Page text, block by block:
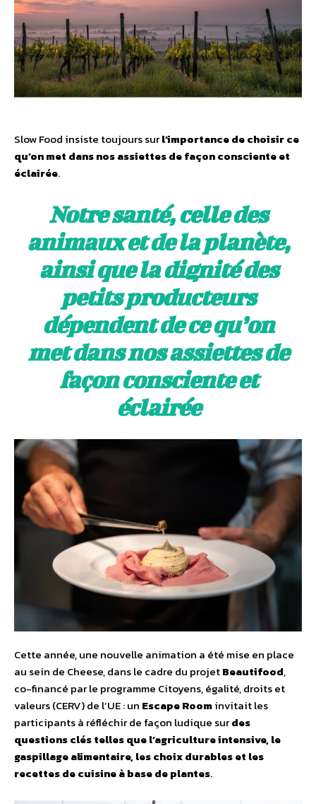
Slow Food insiste toujours surl’importance de choisir ce
qu’on met dans nos assiettes de façon consciente et
éclairée.
Notre santé, celle des
animaux et de la planète,
ainsi que la dignité des
petits producteurs
dépendent de ce qu’on
met dans nos assiettes de
façon consciente et
éclairée
Cette année, une nouvelle animation a été mise en place
au sein de Cheese, dans le cadre du projetBeautifood,
co-financé par le programme Citoyens, égalité, droits et
valeurs (CERV) de l’UE : un Escape Roominvitait les
participants à réfléchir de façon ludique surdes
questions clés telles que l’agriculture intensive, le
gaspillage alimentaire, les choix durables et les
recettes de cuisine à base de plantes.